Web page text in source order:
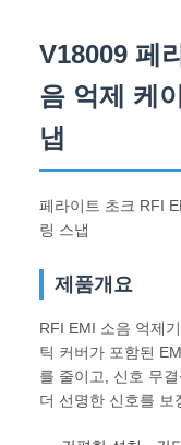
V18009 페
음 억제 케
냅
페라이트 초크 RFI
링 스냅
제품개요
RFI EMI 소음 억제
틱 커버가 포함된
를 줄이고, 신호 무
더 선명한 신호를 보